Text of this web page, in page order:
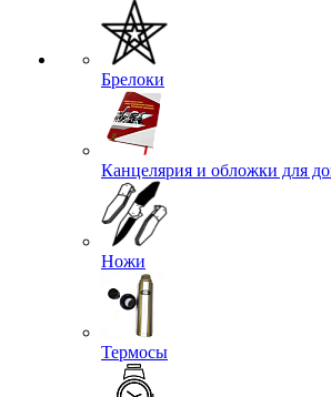
Эмблемы на тулью
Эмблемы петличные
Брелоки
Канцелярия и обложки для
Ножи